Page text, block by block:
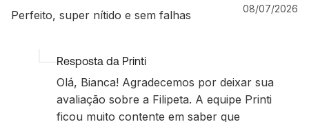
Perfeito, super nítido e sem falhas 08/07/2026
Resposta da Printi
Olá, Bianca! Agradecemos por deixar sua
avaliação sobre a Filipeta. A equipe Printi
ficou muito contente em saber que